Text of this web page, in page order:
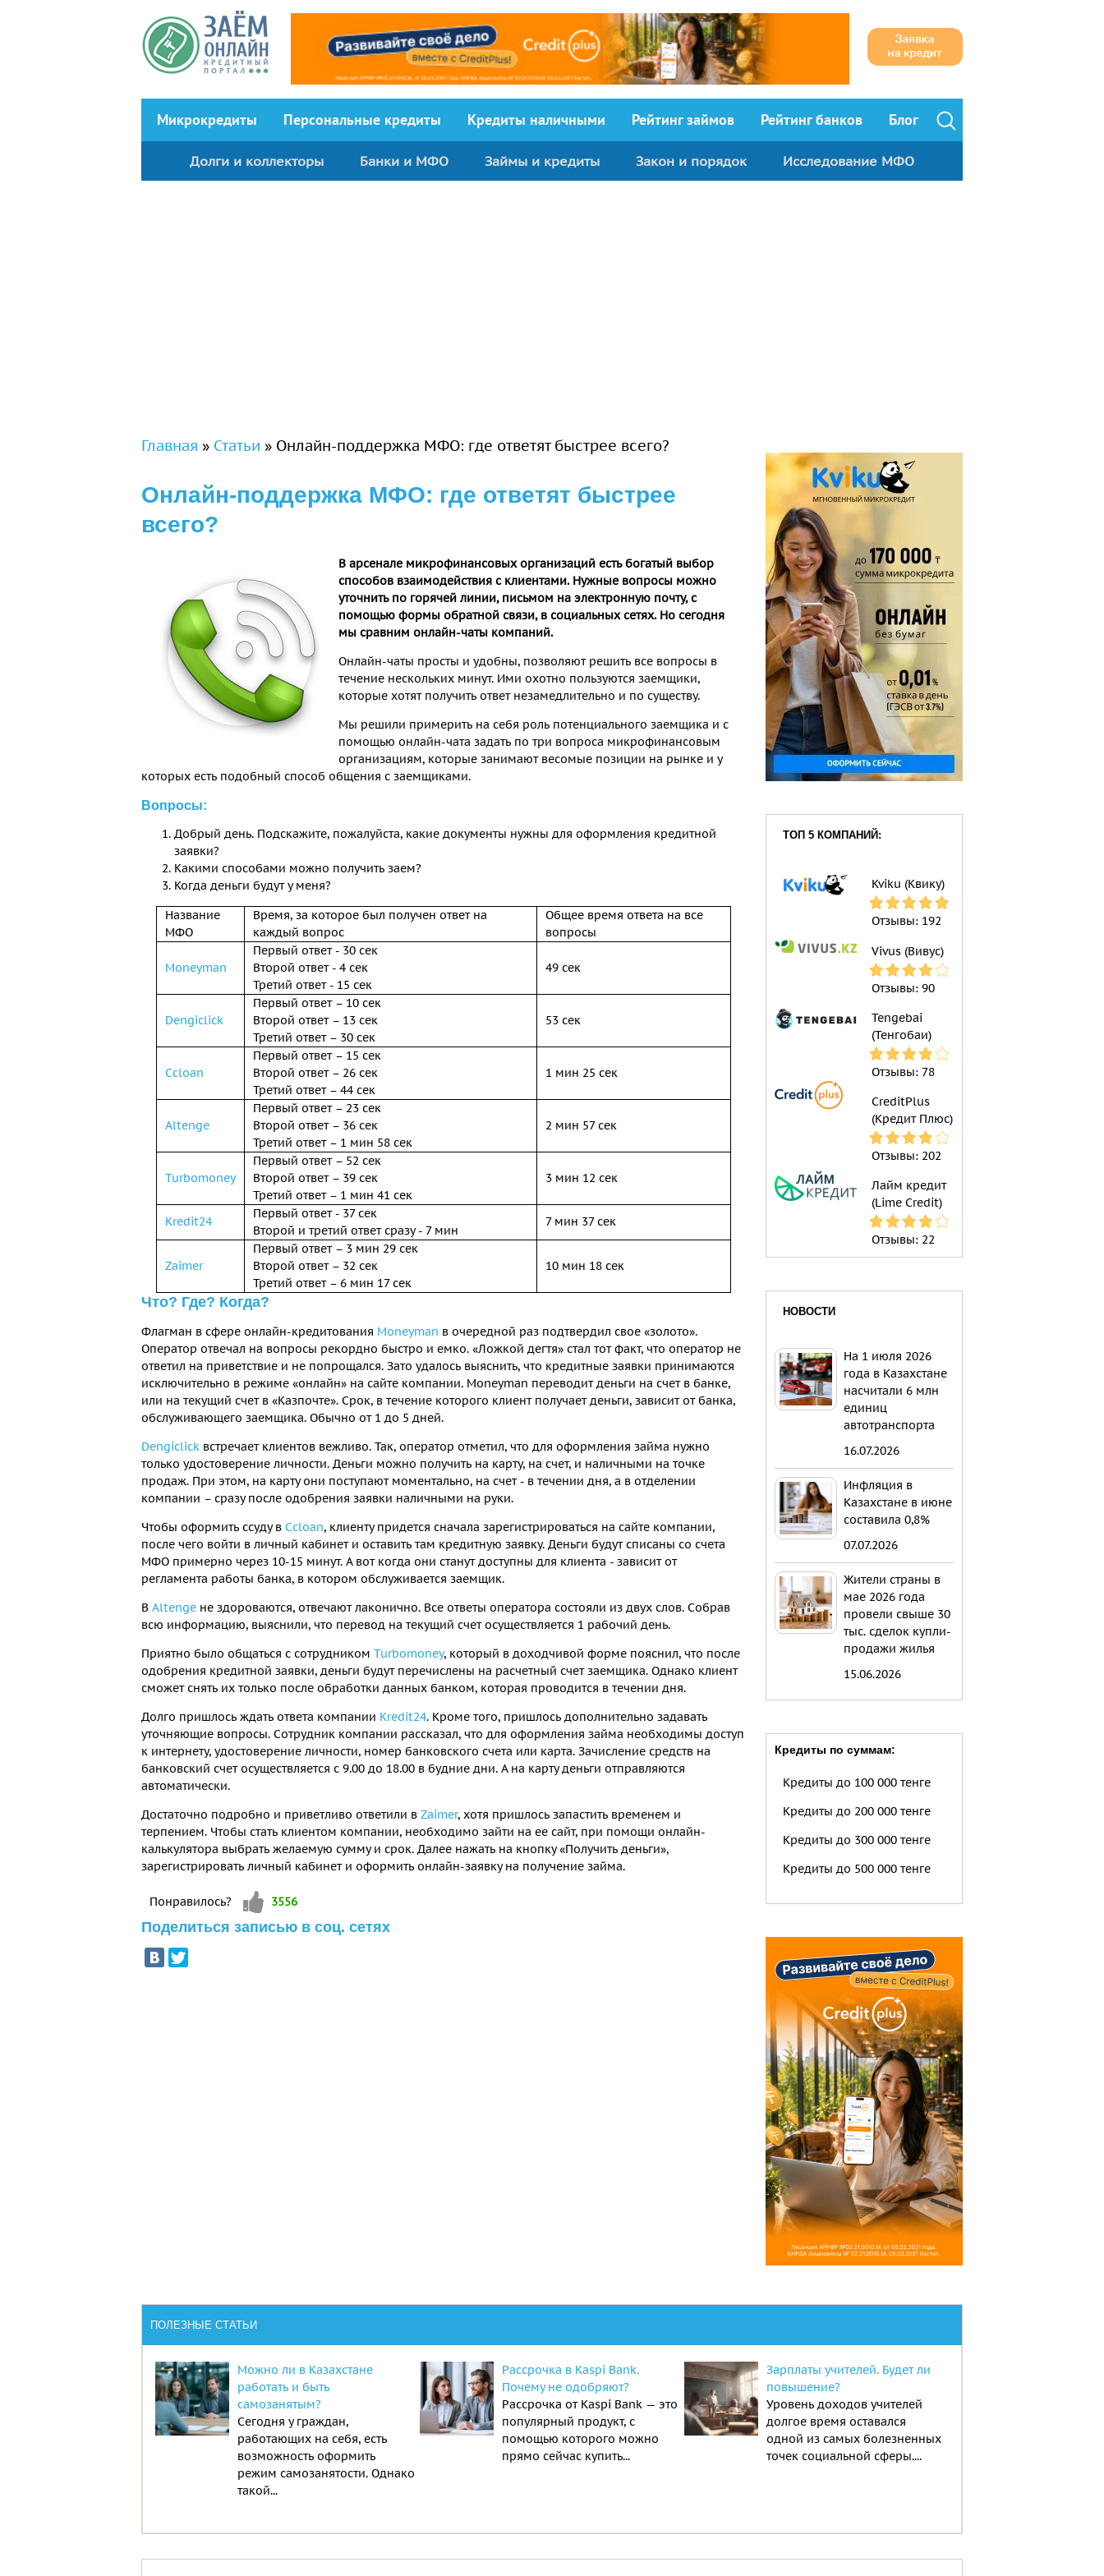
Микрокредиты Персональныe кредиты Кредиты наличными Рейтинг займов Рейтинг банков Блог
Долги и коллекторы Банки и МФО Займы и кредиты Закон и порядок Исследование МФО
Вы здесь
Главная » Статьи » Онлайн-поддержка МФО: где ответят быстрее всего?
Онлайн-поддержка МФО: где ответят быстрее
всего?
В арсенале микрофинансовых организаций есть богатый выбор
способов взаимодействия с клиентами. Нужные вопросы можно
уточнить по горячей линии, письмом на электронную почту, с
помощью формы обратной связи, в социальных сетях. Но сегодня
мы сравним онлайн-чаты компаний.
Онлайн-чаты просты и удобны, позволяют решить все вопросы в
течение нескольких минут. Ими охотно пользуются заемщики,
которые хотят получить ответ незамедлительно и по существу.
Мы решили примерить на себя роль потенциального заемщика и с
помощью онлайн-чата задать по три вопроса микрофинансовым
организациям, которые занимают весомые позиции на рынке и у
которых есть подобный способ общения с заемщиками.
Вопросы:
Добрый день. Подскажите, пожалуйста, какие документы нужны для оформления кредитной
заявки?
Какими способами можно получить заем?
Когда деньги будут у меня?
Название
МФО
Время, за которое был получен ответ на
каждый вопрос
Общее время ответа на все
вопросы
Moneyman
Первый ответ - 30 сек
Второй ответ - 4 сек
Третий ответ - 15 сек
49 сек
Dengiclick
Первый ответ – 10 сек
Второй ответ – 13 сек
Третий ответ – 30 сек
53 сек
Ccloan
Первый ответ – 15 сек
Второй ответ – 26 сек
Третий ответ – 44 сек
1 мин 25 сек
Altenge
Первый ответ – 23 сек
Второй ответ – 36 сек
Третий ответ – 1 мин 58 сек
2 мин 57 сек
Turbomoney
Первый ответ – 52 сек
Второй ответ – 39 сек
Третий ответ – 1 мин 41 сек
3 мин 12 сек
Kredit24
Первый ответ - 37 сек
Второй и третий ответ сразу - 7 мин
7 мин 37 сек
Zaimer
Первый ответ – 3 мин 29 сек
Второй ответ – 32 сек
Третий ответ – 6 мин 17 сек
10 мин 18 сек
Что? Где? Когда?
Флагман в сфере онлайн-кредитования Moneyman в очередной раз подтвердил свое «золото».
Оператор отвечал на вопросы рекордно быстро и емко. «Ложкой дегтя» стал тот факт, что оператор не
ответил на приветствие и не попрощался. Зато удалось выяснить, что кредитные заявки принимаются
исключительно в режиме «онлайн» на сайте компании. Moneyman переводит деньги на счет в банке,
или на текущий счет в «Казпочте». Срок, в течение которого клиент получает деньги, зависит от банка,
обслуживающего заемщика. Обычно от 1 до 5 дней.
Dengiclick встречает клиентов вежливо. Так, оператор отметил, что для оформления займа нужно
только удостоверение личности. Деньги можно получить на карту, на счет, и наличными на точке
продаж. При этом, на карту они поступают моментально, на счет - в течении дня, а в отделении
компании – сразу после одобрения заявки наличными на руки.
Чтобы оформить ссуду в Ccloan, клиенту придется сначала зарегистрироваться на сайте компании,
после чего войти в личный кабинет и оставить там кредитную заявку. Деньги будут списаны со счета
МФО примерно через 10-15 минут. А вот когда они станут доступны для клиента - зависит от
регламента работы банка, в котором обслуживается заемщик.
В Altenge не здороваются, отвечают лаконично. Все ответы оператора состояли из двух слов. Собрав
всю информацию, выяснили, что перевод на текущий счет осуществляется 1 рабочий день.
Приятно было общаться с сотрудником Turbomoney, который в доходчивой форме пояснил, что после
одобрения кредитной заявки, деньги будут перечислены на расчетный счет заемщика. Однако клиент
сможет снять их только после обработки данных банком, которая проводится в течении дня.
Долго пришлось ждать ответа компании Kredit24. Кроме того, пришлось дополнительно задавать
уточняющие вопросы. Сотрудник компании рассказал, что для оформления займа необходимы доступ
к интернету, удостоверение личности, номер банковского счета или карта. Зачисление средств на
банковский счет осуществляется с 9.00 до 18.00 в будние дни. А на карту деньги отправляются
автоматически.
Достаточно подробно и приветливо ответили в Zaimer, хотя пришлось запастить временем и
терпением. Чтобы стать клиентом компании, необходимо зайти на ее сайт, при помощи онлайн-
калькулятора выбрать желаемую сумму и срок. Далее нажать на кнопку «Получить деньги»,
зарегистрировать личный кабинет и оформить онлайн-заявку на получение займа.
Понравилось? Vote up!
3556
Поделиться записью в соц. сетях
ТОП 5 КОМПАНИЙ:
Kviku (Квику)
Отзывы: 192
Vivus (Вивус)
Отзывы: 90
Tengebai
(Тенгобаи)
Отзывы: 78
CreditPlus
(Кредит Плюс)
Отзывы: 202
Лайм кредит
(Lime Credit)
Отзывы: 22
НОВОСТИ
На 1 июля 2026
года в Казахстане
насчитали 6 млн
единиц
автотранспорта
16.07.2026
Инфляция в
Казахстане в июне
составила 0,8%
07.07.2026
Жители страны в
мае 2026 года
провели свыше 30
тыс. сделок купли-
продажи жилья
15.06.2026
Кредиты по суммам:
Кредиты до 100 000 тенге
Кредиты до 200 000 тенге
Кредиты до 300 000 тенге
Кредиты до 500 000 тенге
ПОЛЕЗНЫЕ СТАТЬИ
Можно ли в Казахстане
работать и быть
самозанятым?
Сегодня у граждан,
работающих на себя, есть
возможность оформить
режим самозанятости. Однако
такой...
Рассрочка в Kaspi Bank.
Почему не одобряют?
Рассрочка от Kaspi Bank — это
популярный продукт, с
помощью которого можно
прямо сейчас купить...
Зарплаты учителей. Будет ли
повышение?
Уровень доходов учителей
долгое время оставался
одной из самых болезненных
точек социальной сферы....